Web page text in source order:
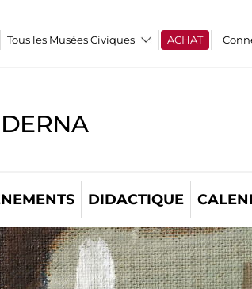
Tous les Musées Civiques ACHAT
DIDACTIQUE